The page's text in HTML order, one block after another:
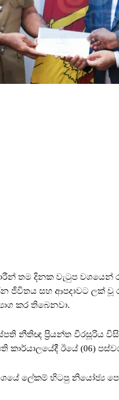
තම දිනක වැටුප
ජීවිතය සහ ආපදාවට ලක් වූ
කර තිබෙනවා.
නීතිඥ ප්‍රියන්ත වීරසූරිය
කාර්යාලයේදී ඊයේ (06)
ලේකම් හිටපු නියෝජ්‍ය